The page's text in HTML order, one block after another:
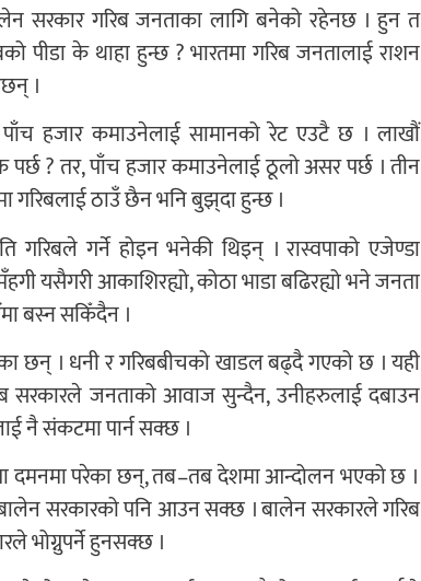
सरकार गरिब जनताका लागि बनेको रहेनछ । हुन त
पीडा के थाहा हुन्छ ? भारतमा गरिब जनतालाई राशन
।
हजार कमाउनेलाई सामानको रेट एउटै छ । लाखौं
? तर, पाँच हजार कमाउनेलाई ठूलो असर पर्छ । तीन
ठाउँ छैन भनि बुझ्‌दा हुन्छ ।
गरिबले गर्ने होइन भनेकी थिइन् । रास्वपाको एजेण्डा
यसैगरी आकाशिरह्यो, कोठा भाडा बढिरह्यो भने जनता
बस्न सकिँदैन ।
छन् । धनी र गरिबबीचको खाडल बढ्दै गएको छ । यही
सरकारले जनताको आवाज सुन्दैन, उनीहरुलाई दबाउन
नै संकटमा पार्न सक्छ ।
दमनमा परेका छन्, तब–तब देशमा आन्दोलन भएको छ ।
सरकारको पनि आउन सक्छ । बालेन सरकारले गरिब
भोग्नुपर्ने हुनसक्छ ।